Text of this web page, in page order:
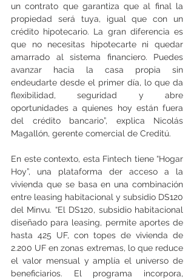
un contrato que garantiza que al final la
propiedad será tuya, igual que con un
crédito hipotecario. La gran diferencia es
que no necesitas hipotecarte ni quedar
amarrado al sistema financiero. Puedes
avanzar hacia la casa propia sin
endeudarte desde el primer día, lo que da
flexibilidad, seguridad y abre
oportunidades a quienes hoy están fuera
del crédito bancario”, explica Nicolás
Magallón, gerente comercial de Creditú.
En este contexto, esta Fintech tiene “Hogar
Hoy”, una plataforma der acceso a la
vivienda que se basa en una combinación
entre leasing habitacional y subsidio DS120
del Minvu. “El DS120, subsidio habitacional
diseñado para leasing, permite aportes de
hasta 425 UF, con topes de vivienda de
2.200 UF en zonas extremas, lo que reduce
el valor mensual y amplía el universo de
beneficiarios. El programa incorpora,